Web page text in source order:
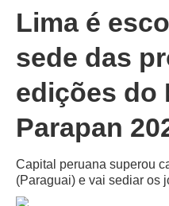
Lima é
sede das
edições do
Parapan
Capital peruana superou
(Paraguai) e vai sediar os